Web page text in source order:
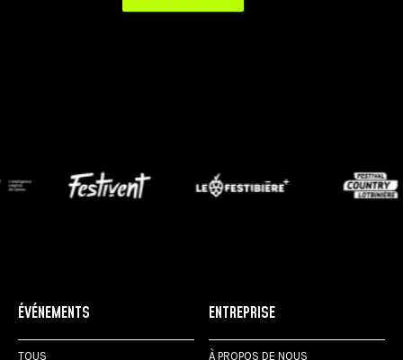
ÉVÉNEMENTS
TOUS
ENTREPRISE
À PROPOS DE NOUS